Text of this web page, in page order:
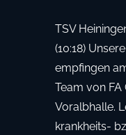
TSV
(10:18)
empfingen
Team von FA
Voralbhalle.
krankheits-